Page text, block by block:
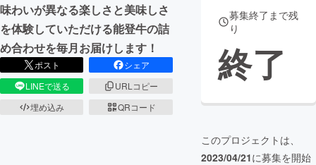
味わいが異なる楽しさと美味しさ
を体験していただける能登牛の詰
め合わせを毎月お届けします！
ポスト
シェア
LINEで送る
URLコピー
埋め込み
QRコード
募集終了まで残
り
終了
このプロジェクトは、
2023/04/21に募集を開始